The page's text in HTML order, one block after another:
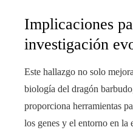
Implicaciones
investigación
Este hallazgo no solo
biología del dragón
proporciona herramientas
los genes y el entorno en la